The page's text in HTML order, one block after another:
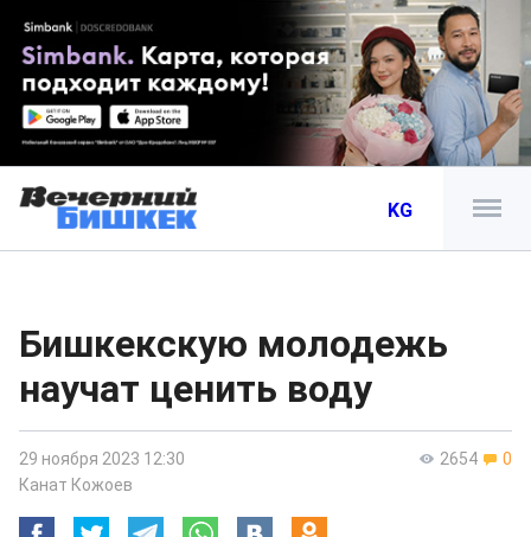
KG
Бишкекскую молодежь
научат ценить воду
2654 0
29 ноября 2023 12:30
Канат Кожоев